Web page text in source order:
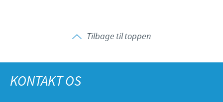
Tilbage til toppen
KONTAKT OS